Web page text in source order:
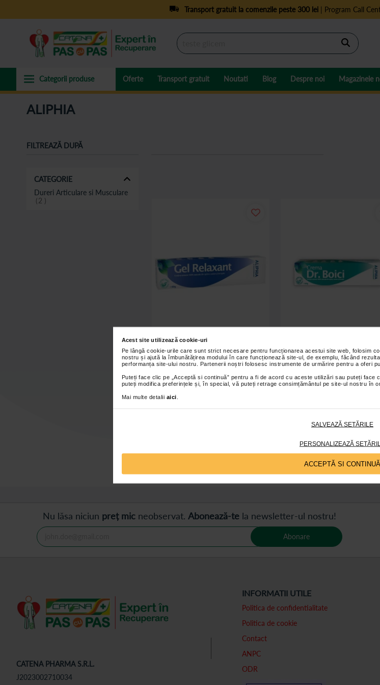
Acest site utilizează cookie-uri
Pe lângă cookie-urile care sunt strict necesare pentru funcționarea acestui site web, folosim
nostru și ajută la îmbunătățirea modului în care funcționează site-ul, de exemplu, făcând
performanța site-ului nostru. Partenerii noștri folosesc instrumente de urmărire pentru a oferi
Puteți face clic pe „Acceptă si continuă” pentru a fi de acord cu aceste utilizări sau puteți face
puteți modifica preferințele și, în special, vă puteți retrage consimțământul pe site-ul nostru în
Mai multe detalii aici
SALVEAZĂ SETĂRILE
PERSONALIZEAZĂ
ACCEPTĂ SI CONTINUĂ
Transport gratuit la comenzile peste 300 lei| Program Call
Cautare
Oferte Transport gratuit Noutati Blog Despre noi Magazinele
ALIPHIA
Gel relaxant cu spanz 70g
21,40 Lei
Crema Dr. Boici, 60 g -
antiinflamator
21,90 Lei
FILTREAZĂ DUPĂ
CATEGORIE
Dureri Articulare si Musculare
2
Nu lăsa niciun preț mic neobservat. Abonează-te la newsletter-ul nostru!
Abonare
CATENA PHARMA S.R.L.
J2023002710034
INFORMATII UTILE
Politica de confidentialitate
Politica de cookie
Contact
ANPC
ODR